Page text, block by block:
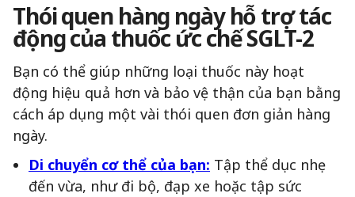
Thói quen hàng ngày hỗ trợ tác
động của thuốc ức chế SGLT-2
Bạn có thể giúp những loại thuốc này hoạt
động hiệu quả hơn và bảo vệ thận của bạn bằng
cách áp dụng một vài thói quen đơn giản hàng
ngày.
Di chuyển cơ thể của bạn: Tập thể dục nhẹ
đến vừa, như đi bộ, đạp xe hoặc tập sức